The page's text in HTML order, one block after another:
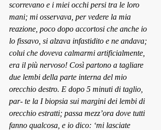
scorrevano e i miei occhi persi tra le loro
mani; mi osservava, per vedere la mia
reazione, poco dopo accortosi che anche io
lo fissavo, si alzava infastidito e ne andava;
colui che doveva calmarmi artificialmente,
era il più nervoso! Così partono a tagliare
due lembi della parte interna del mio
orecchio destro. E dopo 5 minuti di taglio,
par- te la I biopsia sui margini dei lembi di
orecchio estratti; passa mezz’ora dove tutti
fanno qualcosa, e io dico: ‘mi lasciate